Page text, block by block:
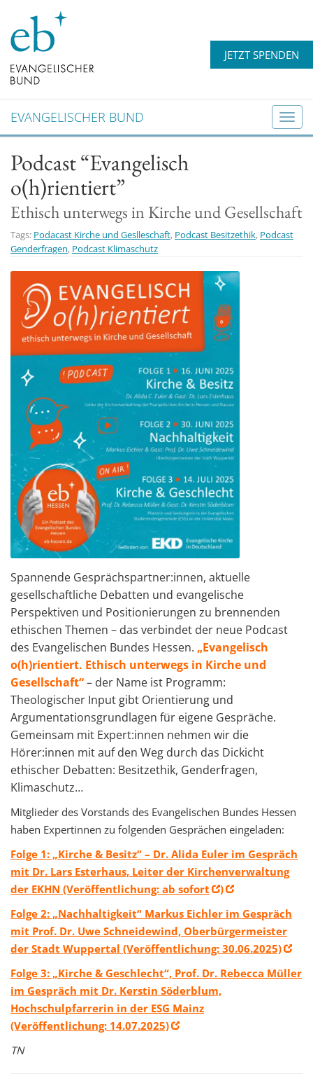
JETZT SPENDEN
T
o
e
a
EVANGELISCHER BUND
Podcast “Evangelisch
o(h)rientiert”
Ethisch unterwegs in Kirche und Gesellschaft
Tags: Podacast Kirche und Geslleschaft, Podcast Besitzethik, Podcast
Genderfragen, Podcast Klimaschutz
Spannende Gesprächspartner:innen, aktuelle
gesellschaftliche Debatten und evangelische
Perspektiven und Positionierungen zu brennenden
ethischen Themen – das verbindet der neue Podcast
des Evangelischen Bundes Hessen. „Evangelisch
o(h)rientiert. Ethisch unterwegs in Kirche und
Gesellschaft“– der Name ist Programm:
Theologischer Input gibt Orientierung und
Argumentationsgrundlagen für eigene Gespräche.
Gemeinsam mit Expert:innen nehmen wir die
Hörer:innen mit auf den Weg durch das Dickicht
ethischer Debatten: Besitzethik, Genderfragen,
Klimaschutz…
Mitglieder des Vorstands des Evangelischen Bundes Hessen
haben Expertinnen zu folgenden Gesprächen eingeladen:
Folge 1: „Kirche & Besitz“ – Dr. Alida Euler im Gespräch
mit Dr. Lars Esterhaus, Leiter der Kirchenverwaltung
der EKHN (Veröffentlichung: ab sofort
)
Folge 2: „Nachhaltigkeit“ Markus Eichler im Gespräch
mit Prof. Dr. Uwe Schneidewind, Oberbürgermeister
der Stadt Wuppertal (Veröffentlichung: 30.06.2025)
Folge 3: „Kirche & Geschlecht“, Prof. Dr. Rebecca Müller
im Gespräch mit Dr. Kerstin Söderblum,
Hochschulpfarrerin in der ESG Mainz
(Veröffentlichung: 14.07.2025)
TN